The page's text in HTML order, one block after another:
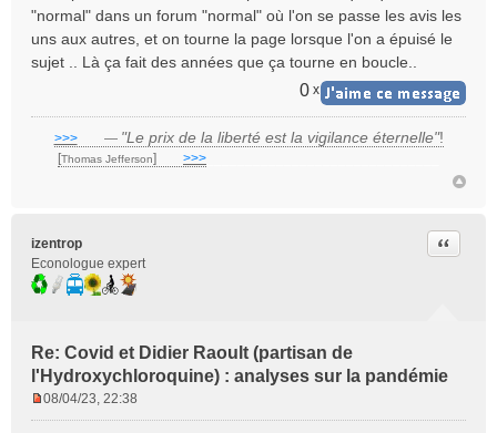
n
l
"normal" dans un forum "normal" où l'on se passe les avis les
uns aux autres, et on tourne la page lorsque l'on a épuisé le
sujet .. Là ça fait des années que ça tourne en boucle..
0 x
>>>___ — "Le prix de la liberté est la vigilance éternelle"!
[Thomas Jefferson] >>>
izentrop
Econologue expert
Re: Covid et Didier Raoult (partisan de
l'Hydroxychloroquine) : analyses sur la pandémie
Citer
08/04/23, 22:38